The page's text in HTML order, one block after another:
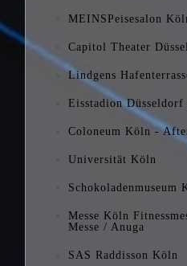
MEINSPeisesalon
Capitol Theater
Lindgens
Eisstadion Düsseldorf
Coloneum Köln -
Universität Köln
Schokoladenmuseum
Messe Köln
Messe / Anuga
SAS Raddisson Köln